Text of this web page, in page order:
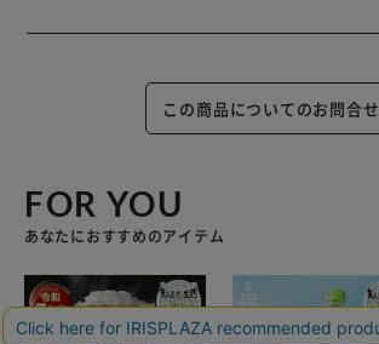
この商品についてのお問合せ
FOR YOU
あなたにおすすめのアイテム